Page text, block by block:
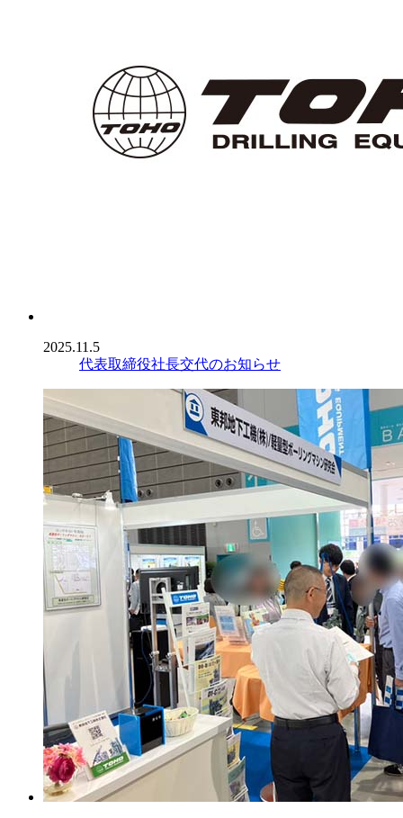
2025.11.5
代表取締役社長交代のお知らせ